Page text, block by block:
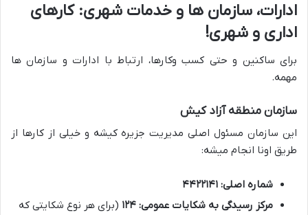
ادارات، سازمان ها و خدمات شهری: کارهای
اداری و شهری!
برای ساکنین و حتی کسب وکارها، ارتباط با ادارات و سازمان ها
مهمه.
سازمان منطقه آزاد کیش
این سازمان مسئول اصلی مدیریت جزیره کیشه و خیلی از کارها از
طریق اونا انجام میشه:
شماره اصلی: ۴۴۲۲۱۴۱
مرکز رسیدگی به شکایات عمومی: ۱۲۴ (برای هر نوع شکایتی که